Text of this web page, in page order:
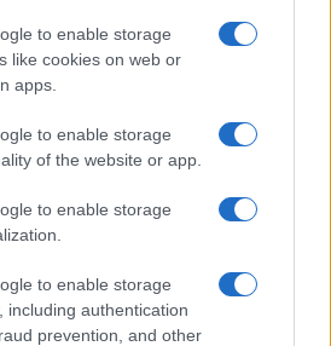
to enable storage
like cookies on web or
apps.
to enable storage
of the website or app.
to enable storage
to enable storage
including authentication
prevention, and other
metodo per valutare pendii,